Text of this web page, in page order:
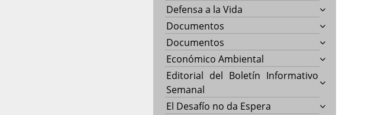
Defensa a la Vida
Documentos
Documentos
Económico Ambiental
Editorial del Boletín Informativo
Semanal
El Desafío no da Espera